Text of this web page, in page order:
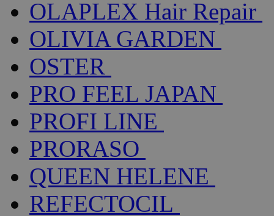
OLAPLEX Hair Repair
OLIVIA GARDEN
OSTER
PRO FEEL JAPAN
PROFI LINE
PRORASO
QUEEN HELENE
REFECTOCIL